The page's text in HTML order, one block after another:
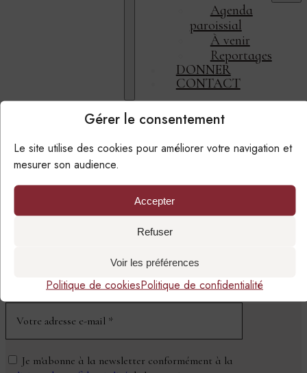
Gérer le consentement
Le site utilise des cookies pour améliorer votre navigation et
mesurer son audience.
Accepter
Refuser
Voir les préférences
Politique de cookiesPolitique de confidentialité
Agenda
paroissial
À venir
Reportages
DONNER
CONTACT
SUIVRE LA PAROISSE
PAR EMAIL
NEWSLETTER
Je m'abonne à la newsletter conformément à la